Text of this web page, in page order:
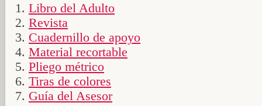
Libro del Adulto
Revista
Cuadernillo de apoyo
Material recortable
Pliego métrico
Tiras de colores
Guía del Asesor